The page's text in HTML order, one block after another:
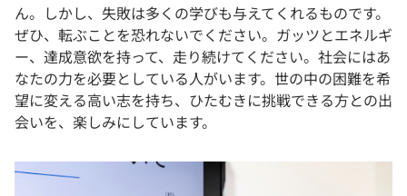
ん。しかし、失敗は多くの学びも与えてくれるものです。
ぜひ、転ぶことを恐れないでください。ガッツとエネルギ
ー、達成意欲を持って、走り続けてください。社会にはあ
なたの力を必要としている人がいます。世の中の困難を希
望に変える高い志を持ち、ひたむきに挑戦できる方との出
会いを、楽しみにしています。